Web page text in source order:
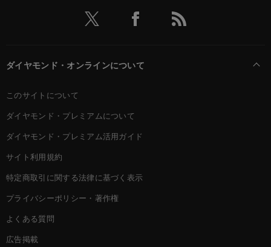
ダイヤモンド・オンラインについて
このサイトについて
ダイヤモンド・プレミアムについて
ダイヤモンド・プレミアム活用ガイド
サイト利用規約
特定商取引に関する法律に基づく表示
プライバシーポリシー・著作権
よくある質問
広告掲載